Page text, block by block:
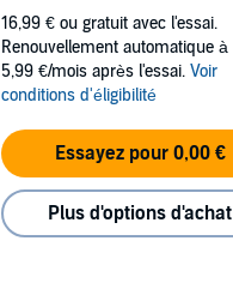
16,99 € ou gratuit avec l'essai.
Renouvellement automatique à
5,99 €/mois après l'essai. Voir
conditions d'éligibilité
Essayez pour 0,00 €
Plus d'options d'achat